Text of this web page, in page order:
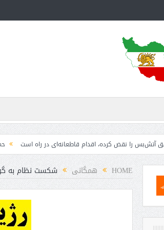
کرده، اقدام قاطعانه‌ای در راه است حمله دوباره
HOME همگانی شکست نظام به